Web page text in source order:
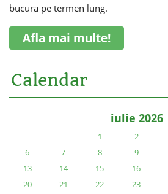
bucura pe termen lung.
Afla mai multe!
Calendar
iulie 2026
1 2
6
7 8 9
13
14 15 16
20
21 22 23